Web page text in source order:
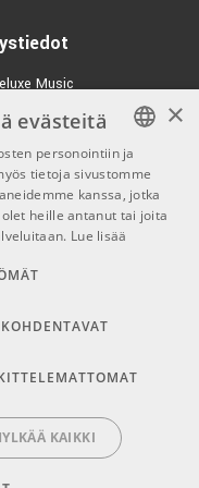
Music
asiakaspalvelu:
282240 (arkisin klo
282250 (myymälä)
1983522-7
FINNISH
FINNISH
×
evästeitä
personointiin ja
tietoja sivustomme
kanssa, jotka
heille antanut tai joita
Lue lisää
KOHDENTAVAT
KAIKKI